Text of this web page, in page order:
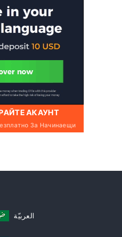
АКАУНТ
За Начинаещи
العربيّة